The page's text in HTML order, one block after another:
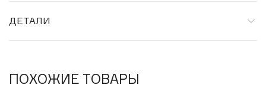
ДЕТАЛИ
ПОХОЖИЕ ТОВАРЫ